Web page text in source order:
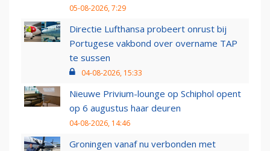
05-08-2026, 7:29
Directie Lufthansa probeert onrust bij
Portugese vakbond over overname TAP
te sussen
04-08-2026, 15:33
Nieuwe Privium-lounge op Schiphol opent
op 6 augustus haar deuren
04-08-2026, 14:46
Groningen vanaf nu verbonden met